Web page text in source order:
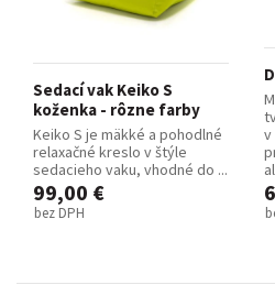
Sedací vak Keiko S
koženka - rôzne farby
Keiko S je mäkké a pohodlné
relaxačné kreslo v štýle
sedacieho vaku, vhodné do ...
99,00 €
bez DPH
v